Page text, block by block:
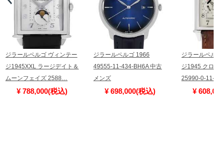
ジラールペルゴ ヴィンテー
ジ1945XXL ラージデイト＆
ムーンフェイズ 2588…
¥ 788,000(税込)
ジラールペルゴ 1966
49555-11-434-BH6A 中古
メンズ
¥ 698,000(税込)
ジラールペル
ジ1945 クロ
25990-0-11-
¥